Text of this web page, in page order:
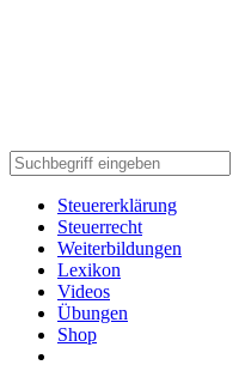
Steuererklärung
Steuerrecht
Weiterbildungen
Lexikon
Videos
Übungen
Shop